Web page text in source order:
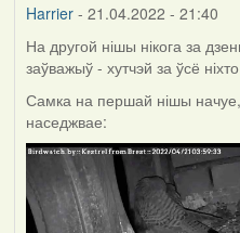
Harrier- 21.04.2022 - 21:40
На другой нішы нікога за
заўважыў - хутчэй за ўсё
Самка на першай нішы
наседжвае: